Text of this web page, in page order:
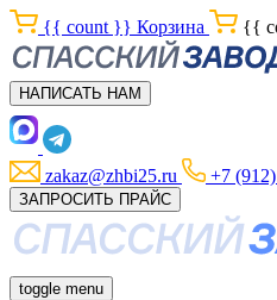
{{ count }} Корзина {{
НАПИСАТЬ НАМ
zakaz@zhbi25.ru +7
ЗАПРОСИТЬ ПРАЙС
toggle menu